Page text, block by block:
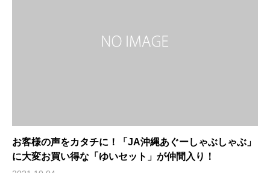
お客様の声をカタチに！「JA沖縄あぐーしゃぶしゃぶ」
に大変お買い得な「ゆいセット」が仲間入り！